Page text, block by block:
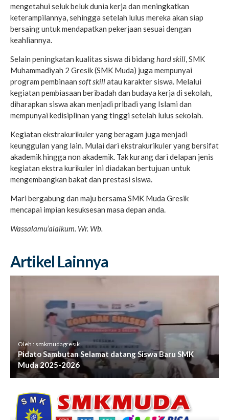
mengetahui seluk beluk dunia kerja dan meningkatkan
keterampilannya, sehingga setelah lulus mereka akan siap
bersaing untuk mendapatkan pekerjaan sesuai dengan
keahliannya.
Selain peningkatan kualitas siswa di bidang hard skill , SMK
Muhammadiyah 2 Gresik (SMK Muda) juga mempunyai
program pembinaan soft skillatau karakter siswa. Melalui
kegiatan pembiasaan beribadah dan budaya kerja di sekolah,
diharapkan siswa akan menjadi pribadi yang Islami dan
mempunyai kedisiplinan yang tinggi setelah lulus sekolah.
Kegiatan ekstrakurikuler yang beragam juga menjadi
keunggulan yang lain. Mulai dari ekstrakurikuler yang bersifat
akademik hingga non akademik. Tak kurang dari delapan jenis
kegiatan ekstra kurikuler ini diadakan bertujuan untuk
mengembangkan bakat dan prestasi siswa.
Mari bergabung dan maju bersama SMK Muda Gresik
mencapai impian kesuksesan masa depan anda.
Wassalamu’alaikum. Wr. Wb.
Artikel Lainnya
Oleh : smkmudagresik
Pidato Sambutan Selamat datang Siswa Baru SMK
Muda 2025-2026